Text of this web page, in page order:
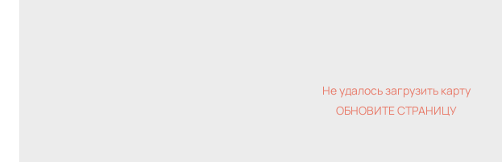
Не удалось загрузить карту
ОБНОВИТЕ СТРАНИЦУ